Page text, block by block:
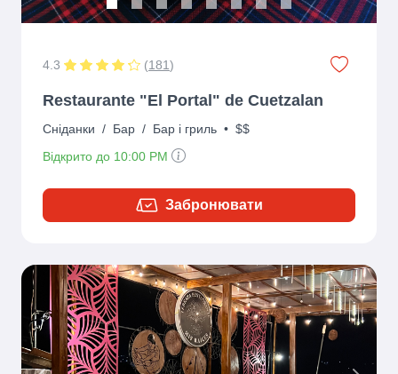
4.3 (181)
Restaurante "El Portal" de Cuetzalan
Сніданки / Бар / Бар і гриль • $$
Відкрито до 10:00 PM
Забронювати